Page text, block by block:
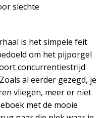
slechte
is het simpele feit
om het pijporgel
concurrentiestrijd
al eerder gezegd, je
vliegen, meer er niet
met de mooie